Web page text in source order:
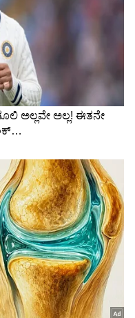
ಅಥವಾ 24 ರಂದು
ಸುಲಭವಾಗಿ
ಜನರಿಂದ
ಪ್ರಯಾಣವು
ಖರ್ಚುಗಳಿಗೆ ಕಡಿವಾಣ
ದೊಡ್ಡ
ಮತ್ತು 25 ರಂದು
ಮೋದಿ-
US